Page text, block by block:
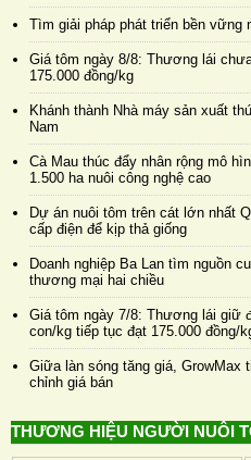
Tìm giải pháp phát triển bền vững
Giá tôm ngày 8/8: Thương lái
175.000 đồng/kg
Khánh thành Nhà máy sản xuất
Nam
Cà Mau thúc đẩy nhân rộng mô
1.500 ha nuôi công nghệ cao
Dự án nuôi tôm trên cát lớn nhất
cấp điện để kịp thả giống
Doanh nghiệp Ba Lan tìm nguồn
thương mại hai chiều
Giá tôm ngày 7/8: Thương lái giữ
con/kg tiếp tục đạt 175.000 đồng/
Giữa làn sóng tăng giá, GrowMax
chỉnh giá bán
THƯƠNG HIỆU NGƯỜI NUÔI